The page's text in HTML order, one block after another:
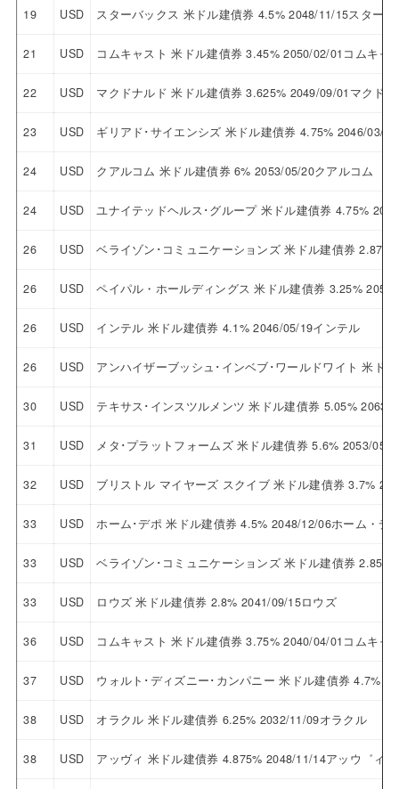
19 USD スターバックス 米ドル建債券 4.5% 2048/11/15スターバ
21 USD コムキャスト 米ドル建債券 3.45% 2050/02/01コムキャ
22 USD マクドナルド 米ドル建債券 3.625% 2049/09/01マクド
23 USD ギリアド･サイエンシズ 米ドル建債券 4.75% 2046/03/
24 USD クアルコム 米ドル建債券 6% 2053/05/20クアルコム
24 USD ユナイテッドヘルス･グループ 米ドル建債券 4.75%
26 USD ベライゾン･コミュニケーションズ 米ドル建債券
26 USD ペイパル・ホールディングス 米ドル建債券 3.25%
26 USD インテル 米ドル建債券 4.1% 2046/05/19インテル
26 USD アンハイザーブッシュ･インベブ･ワールドワイト 米ド
30 USD テキサス･インスツルメンツ 米ドル建債券 5.05% 2063/
31 USD メタ･プラットフォームズ 米ドル建債券 5.6% 2053/05/
32 USD ブリストル マイヤーズ スクイブ 米ドル建債券 3.7%
33 USD ホーム･デポ 米ドル建債券 4.5% 2048/12/06ホーム・デ
33 USD ベライゾン･コミュニケーションズ 米ドル建債券
33 USD ロウズ 米ドル建債券 2.8% 2041/09/15ロウズ
36 USD コムキャスト 米ドル建債券 3.75% 2040/04/01コムキャ
37 USD ウォルト･ディズニー･カンパニー 米ドル建債券 4.7%
38 USD オラクル 米ドル建債券 6.25% 2032/11/09オラクル
38 USD アッヴィ 米ドル建債券 4.875% 2048/11/14アッウ゛ィ